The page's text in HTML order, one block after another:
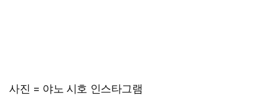
사진 = 야노 시호 인스타그램